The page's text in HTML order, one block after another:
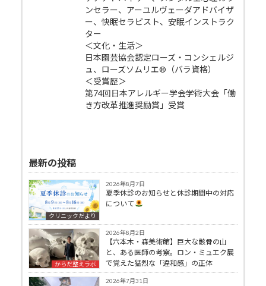
ンセラー、アーユルヴェーダアドバイザ
ー、快眠セラピスト、安眠インストラク
ター
＜文化・生活＞
日本園芸協会認定ローズ・コンシェルジ
ュ、ローズソムリエ®（バラ資格）
＜受賞歴＞
第74回日本アレルギー学会学術大会「働
き方改革推進奨励賞」受賞
最新の投稿
クリニックだより
2026年8月7日
夏季休診のお知らせと休診期間中の対応
について
からだ整えラボ
2026年8月2日
【六本木・森美術館】巨大な骸骨の山
と、ある医師の考察。ロン・ミュエク展
で覚えた猛烈な「違和感」の正体
2026年7月31日